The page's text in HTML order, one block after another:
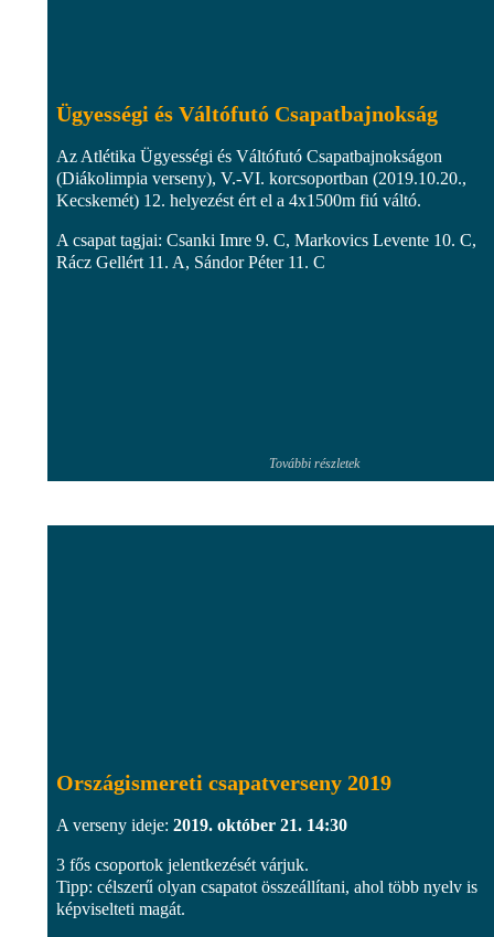
Ügyességi és Váltófutó Csapatbajnokság
Az Atlétika Ügyességi és Váltófutó Csapatbajnokságon
(Diákolimpia verseny), V.-VI. korcsoportban (2019.10.20.,
Kecskemét) 12. helyezést ért el a 4x1500m fiú váltó.
A csapat tagjai: Csanki Imre 9. C, Markovics Levente 10. C,
Rácz Gellért 11. A, Sándor Péter 11. C
További részletek
Országismereti csapatverseny 2019
A verseny ideje: 2019. október 21. 14:30
3 fős csoportok jelentkezését várjuk.
Tipp: célszerű olyan csapatot összeállítani, ahol több nyelv is
képviselteti magát.